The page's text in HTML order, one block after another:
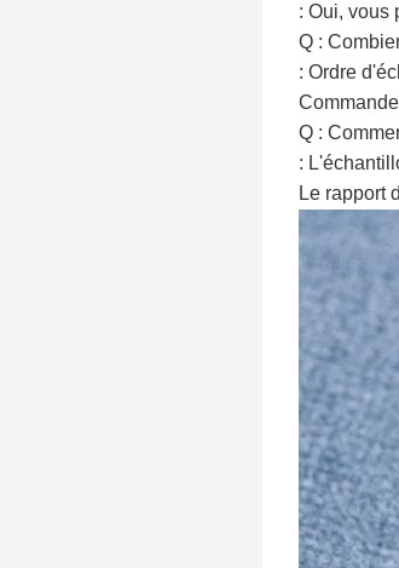
: Oui, vous
Q :
: Ordre
Q :
:
Le rapport